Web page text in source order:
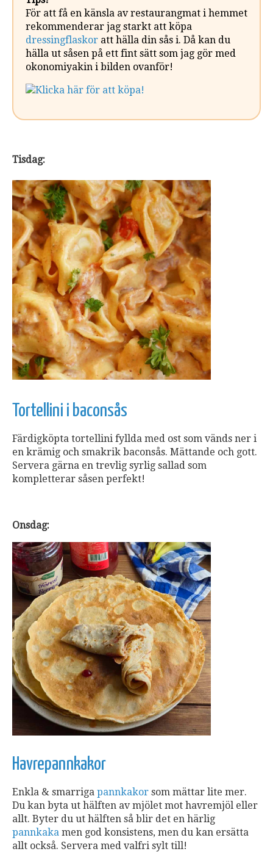
För att få en känsla av restaurangmat i hemmet
rekommenderar jag starkt att köpa
dressingflaskor att hälla din sås i. Då kan du
hälla ut såsen på ett fint sätt som jag gör med
okonomiyakin i bilden ovanför!
Klicka här för att köpa!
Tisdag:
Tortellini i baconsås
Färdigköpta tortellini fyllda med ost som vänds ner i
en krämig och smakrik baconsås. Mättande och gott.
Servera gärna en trevlig syrlig sallad som
kompletterar såsen perfekt!
Onsdag:
Havrepannkakor
Enkla & smarriga pannkakor som mättar lite mer.
Du kan byta ut hälften av mjölet mot havremjöl eller
allt. Byter du ut hälften så blir det en härlig
pannkaka men god konsistens, men du kan ersätta
allt också. Servera med valfri sylt till!